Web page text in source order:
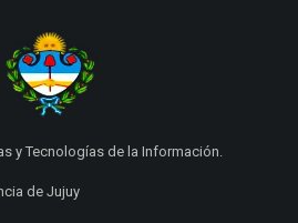
y Tecnologías de la Información.
de Jujuy